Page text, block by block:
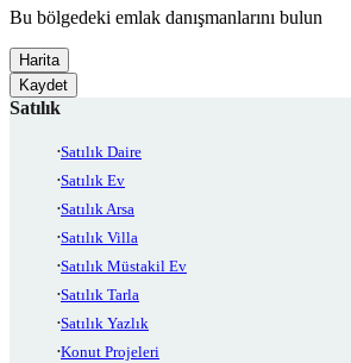
Bu bölgedeki emlak danışmanlarını bulun
Harita
Kaydet
Satılık
Satılık Daire
Satılık Ev
Satılık Arsa
Satılık Villa
Satılık Müstakil Ev
Satılık Tarla
Satılık Yazlık
Konut Projeleri